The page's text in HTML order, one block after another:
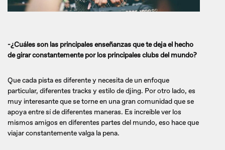
-¿Cuáles son las principales enseñanzas que te deja el hecho
de girar constantemente por los principales clubs del mundo?
Que cada pista es diferente y necesita de un enfoque
particular, diferentes tracks y estilo de djing. Por otro lado, es
muy interesante que se torne en una gran comunidad que se
apoya entre sí de diferentes maneras. Es increíble ver los
mismos amigos en diferentes partes del mundo, eso hace que
viajar constantemente valga la pena.